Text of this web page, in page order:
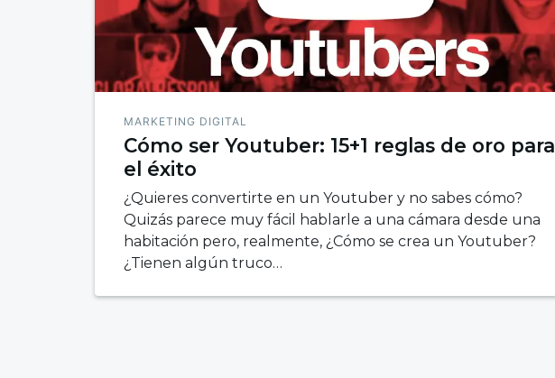
MARKETING DIGITAL
Cómo ser Youtuber: 15+1 reglas de oro para
el éxito
¿Quieres convertirte en un Youtuber y no sabes cómo?
Quizás parece muy fácil hablarle a una cámara desde una
habitación pero, realmente, ¿Cómo se crea un Youtuber?
¿Tienen algún truco…